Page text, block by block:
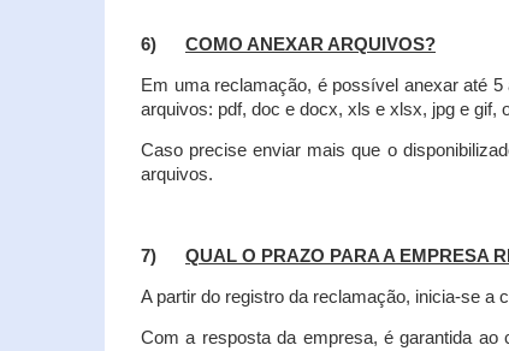
6) COMO ANEXAR ARQUIVOS?
Em uma reclamação, é possível anexar até
arquivos: pdf, doc e docx, xls e xlsx, jpg e gif,
Caso precise enviar mais que o
arquivos.
7) QUAL O PRAZO PARA A EMPRESA
A partir do registro da reclamação, inicia-se a
Com a resposta da empresa, é garantida ao